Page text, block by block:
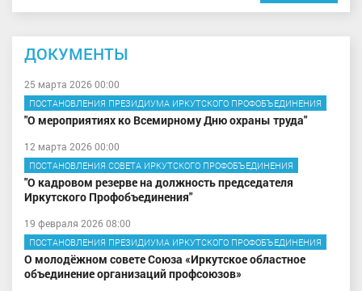
ДОКУМЕНТЫ
25 марта 2026 00:00
ПОСТАНОВЛЕНИЯ ПРЕЗИДИУМА ИРКУТСКОГО ПРОФОБЪЕДИНЕНИЯ
"О мероприятиях ко Всемирному Дню охраны труда"
12 марта 2026 00:00
ПОСТАНОВЛЕНИЯ СОВЕТА ИРКУТСКОГО ПРОФОБЪЕДИНЕНИЯ
"О кадровом резерве на должность председателя
Иркутского Профобъединения"
19 февраля 2026 08:00
ПОСТАНОВЛЕНИЯ ПРЕЗИДИУМА ИРКУТСКОГО ПРОФОБЪЕДИНЕНИЯ
О молодёжном совете Союза «Иркутское областное
объединение организаций профсоюзов»